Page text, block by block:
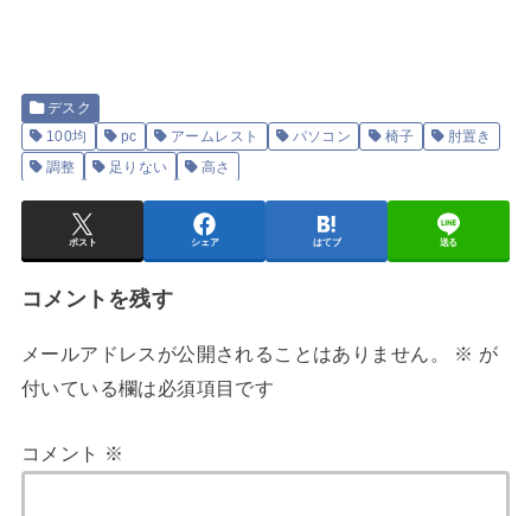
デスク
100均
pc アームレスト パソコン 椅子
肘置き
調整
足りない 高さ
ポスト シェア はてブ 送る
コメントを残す
メールアドレスが公開されることはありません。 ※ が
付いている欄は必須項目です
コメント ※